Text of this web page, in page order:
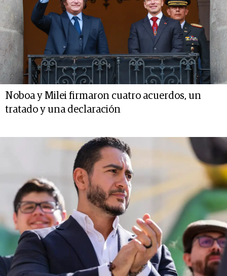
Noboa y Milei firmaron cuatro acuerdos, un
tratado y una declaración